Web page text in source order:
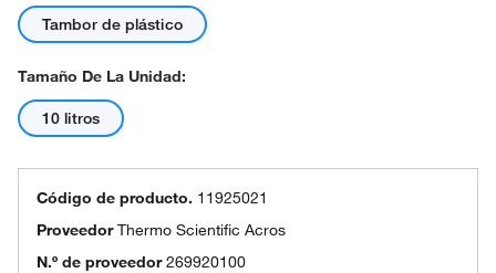
Tambor de plástico
Tamaño De La Unidad:
10 litros
Código de producto. 11925021
ProveedorThermo Scientific Acros
N.º de proveedor 269920100